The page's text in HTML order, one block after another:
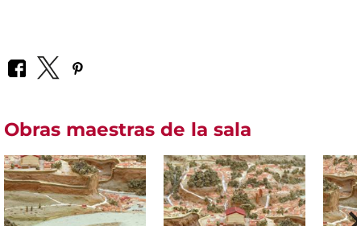
Obras maestras de la sala